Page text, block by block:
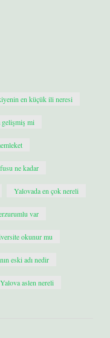
en küçük ili neresi
gelişmiş mi
ne kadar
Yalovada en çok nereli
var
okunur mu
eski adı nedir
aslen nereli